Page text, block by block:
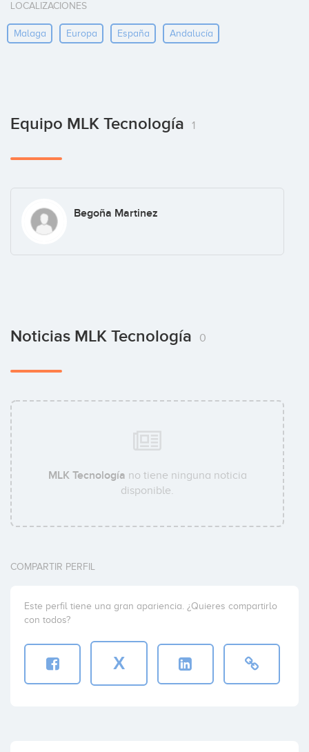
LOCALIZACIONES
Malaga Europa España Andalucía
Equipo MLK Tecnología 1
Begoña Martinez
Noticias MLK Tecnología 0
MLK Tecnología no tiene ninguna noticia
disponible.
COMPARTIR PERFIL
Este perfil tiene una gran apariencia. ¿Quieres compartirlo
con todos?
X